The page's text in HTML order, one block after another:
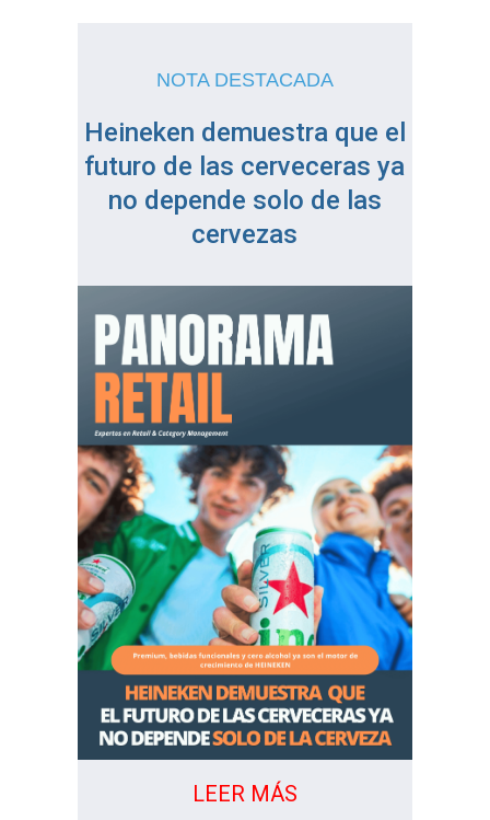
NOTA DESTACADA
Heineken demuestra que el
futuro de las cerveceras ya
no depende solo de las
cervezas
LEER MÁS